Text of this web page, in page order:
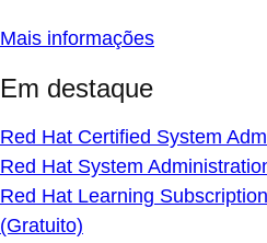
Mais informações
Em destaque
Red Hat Certified System
Red Hat System
Red Hat Learning
(Gratuito)